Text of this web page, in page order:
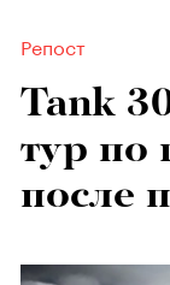
Репост
Tank
тур по
после